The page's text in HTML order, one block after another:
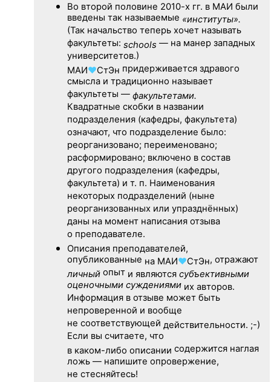
Во второй половине 2010-х гг. в МАИ были
введены так называемые «институты».
(Так начальство теперь хочет называть
факультеты: schools — на манер западных
университетов.)
МАИ♥СтЭн придерживается здравого
смысла и традиционно называет
факультеты — факультетами.
Квадратные скобки в названии
подразделения (кафедры, факультета)
означают, что подразделение было:
реорганизовано; переименовано;
расформировано; включено в состав
другого подразделения (кафедры,
факультета) и т. п. Наименования
некоторых подразделений (ныне
реорганизованных или упразднённых)
даны на момент написания отзыва
о преподавателе.
Описания преподавателей,
опубликованные на МАИ♥СтЭн, отражают
личныйопыт и являются субъективными
оценочными суждениямиих авторов.
Информация в отзыве может быть
непроверенной и вообще
не соответствующей действительности. ;-)
Если вы считаете, что
в каком-либо описании содержится наглая
ложь — напишите опровержение,
не стесняйтесь!